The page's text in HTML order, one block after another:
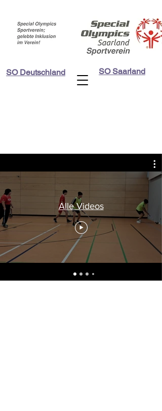
SO Deutschland SO Saarland
Alle Videos